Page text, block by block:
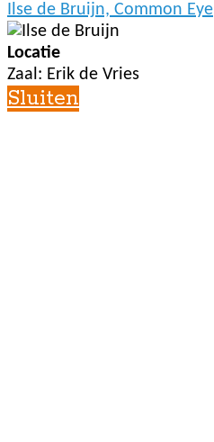
Ilse de Bruijn, Common Eye
Locatie
Zaal: Erik de Vries
Sluiten